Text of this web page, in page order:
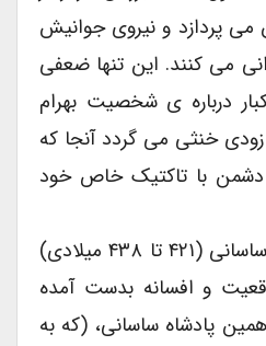
می پردازد و نیروی جوانیش
می کنند. این تنها ضعفی
درباره ی شخصیت بهرام
خنثی می گردد آنجا که
دشمن با تاکتیک خاص خود
شخصیت تاریخیِ بهرام ساسانی (۴۲۱ تا ۴۳۸ میلادی)
و افسانه بدست آمده
پادشاه ساسانی، (که به